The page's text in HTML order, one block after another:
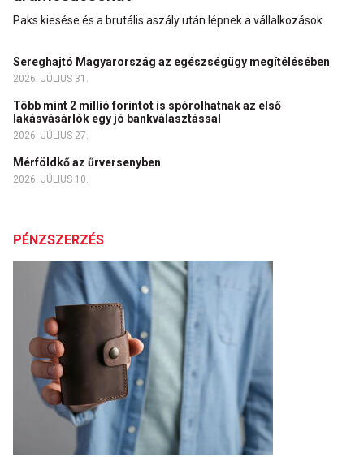
Paks kiesése és a brutális aszály után lépnek a vállalkozások.
Sereghajtó Magyarország az egészségügy megítélésében
2026. JÚLIUS 31.
Több mint 2 millió forintot is spórolhatnak az első
lakásvásárlók egy jó bankválasztással
2026. JÚLIUS 27.
Mérföldkő az űrversenyben
2026. JÚLIUS 10.
PÉNZSZERZÉS